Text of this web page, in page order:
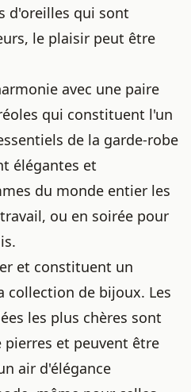
d'oreilles qui sont
le plaisir peut être
avec une paire
qui constituent l'un
de la garde-robe
élégantes et
du monde entier les
ou en soirée pour
et constituent un
collection de bijoux. Les
les plus chères sont
pierres et peuvent être
air d'élégance